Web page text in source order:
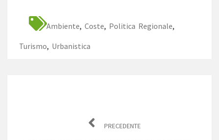
Ambiente, Coste, Politica Regionale,
Turismo, Urbanistica
PRECEDENTE